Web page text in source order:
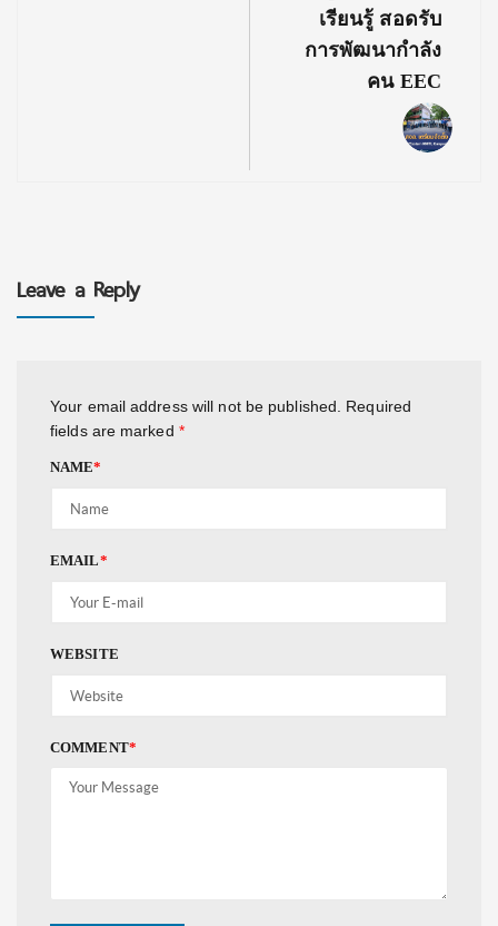
เรียนรู้ สอดรับ
การพัฒนากำลัง
คน EEC
Leave a Reply
Your email address will not be published. Required
fields are marked *
NAME*
EMAIL*
WEBSITE
COMMENT*